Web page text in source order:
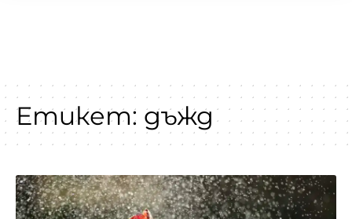
Етикет: дъжд